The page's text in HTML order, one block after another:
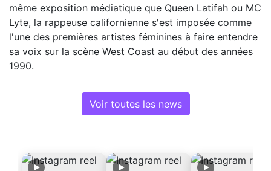
même exposition médiatique que Queen Latifah ou MC
Lyte, la rappeuse californienne s'est imposée comme
l'une des premières artistes féminines à faire entendre
sa voix sur la scène West Coast au début des années
1990.
Voir toutes les news